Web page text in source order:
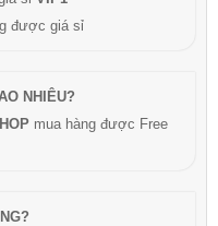
được giá sỉ
NHIÊU?
mua hàng được Free